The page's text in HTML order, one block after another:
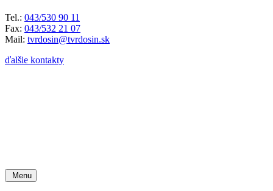
Tel.: 043/530 90 11
Fax: 043/532 21 07
Mail: tvrdosin@tvrdosin.sk
ďalšie kontakty
Menu